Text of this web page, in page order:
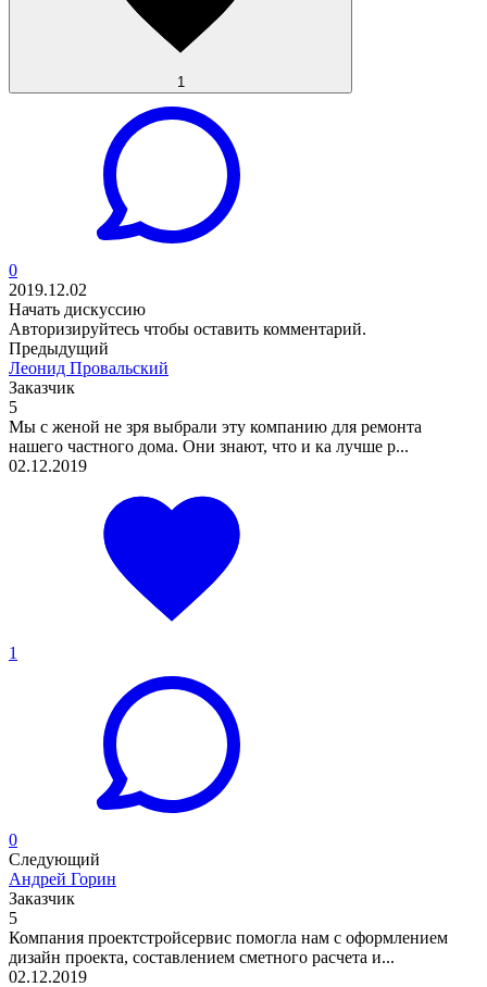
1
0
2019.12.02
Начать дискуссию
Авторизируйтесь чтобы оставить комментарий.
Предыдущий
Леонид Провальский
Заказчик
5
Мы с женой не зря выбрали эту компанию для ремонта
нашего частного дома. Они знают, что и ка лучше р...
02.12.2019
1
0
Следующий
Андрей Горин
Заказчик
5
Компания проектстройсервис помогла нам с оформлением
дизайн проекта, составлением сметного расчета и...
02.12.2019